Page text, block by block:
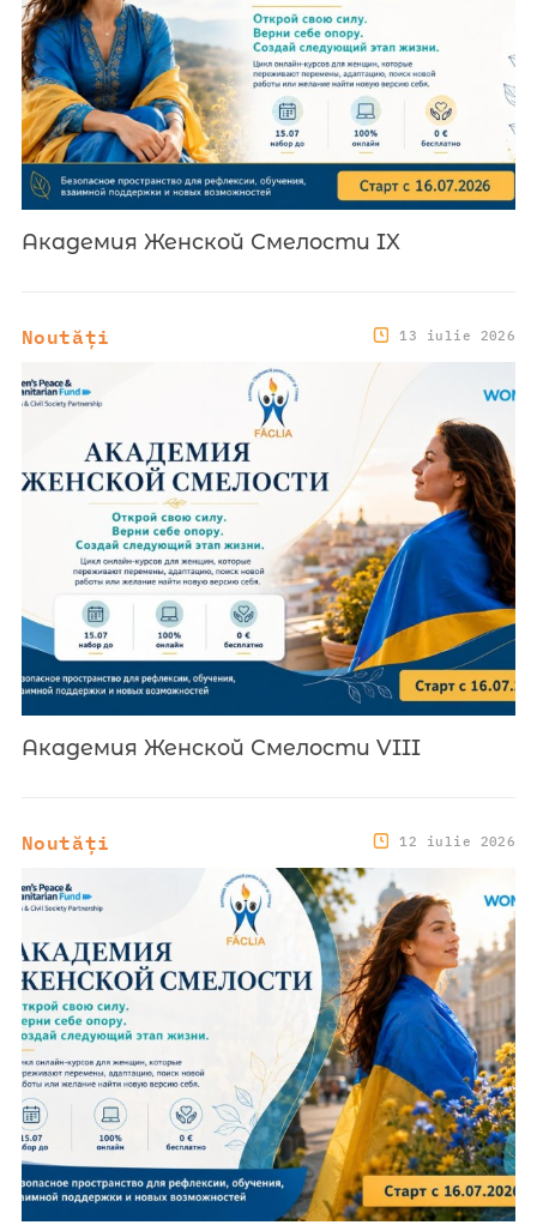
Академия Женской Смелости IX
Noutăți 13 iulie 2026
Академия Женской Смелости VIII
Noutăți 12 iulie 2026